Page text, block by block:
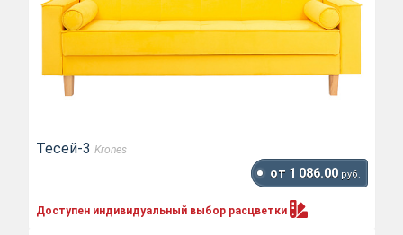
Тесей-3 Krones
от 1 086.00 руб.
Доступен индивидуальный выбор расцветки